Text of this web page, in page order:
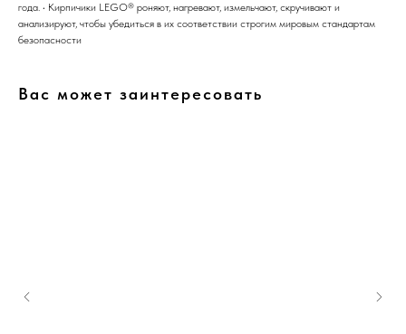
года. • Кирпичики LEGO® роняют, нагревают, измельчают, скручивают и
анализируют, чтобы убедиться в их соответствии строгим мировым стандартам
безопасности
Вас может заинтересовать